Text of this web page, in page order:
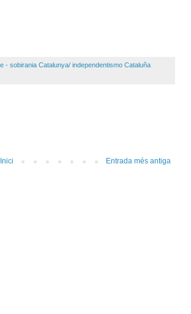
- sobirania Catalunya/ independentismo Cataluña
Entrada més antiga
Inici